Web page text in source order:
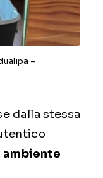
–
dalla stessa